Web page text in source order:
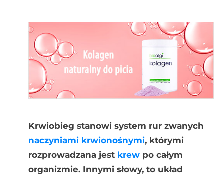
Krwiobieg stanowi system rur zwanych
naczyniami krwionośnymi, którymi
rozprowadzana jest krewpo całym
organizmie. Innymi słowy, to układ